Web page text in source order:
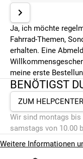
Ja, ich möchte
Fahrrad-Themen,
erhalten. Eine
meine erste
BENÖTIGST
ZUM HELPCENTER
Wir sind montags bis
samstags von 10.00
Weitere Informationen